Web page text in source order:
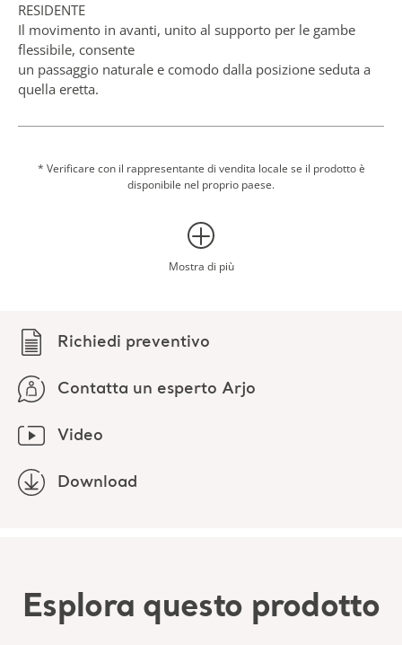
Richiedi preventivo
Contatta un esperto Arjo
Video
Download
RESIDENTE
Il movimento in avanti, unito al supporto per le gambe
flessibile, consente
un passaggio naturale e comodo dalla posizione seduta a
quella eretta.
PRODOTTO CERTIFICATO DSDC PER IL DESIGN SPECIFICO
Sara Flex è stato certificato dal Dementia Services
Development Centre (DSDC) dell'Università di Stirling
* Verificare con il rappresentante di vendita locale se il prodotto è
disponibile nel proprio paese.
Mostra di più
Esplora questo prodotto